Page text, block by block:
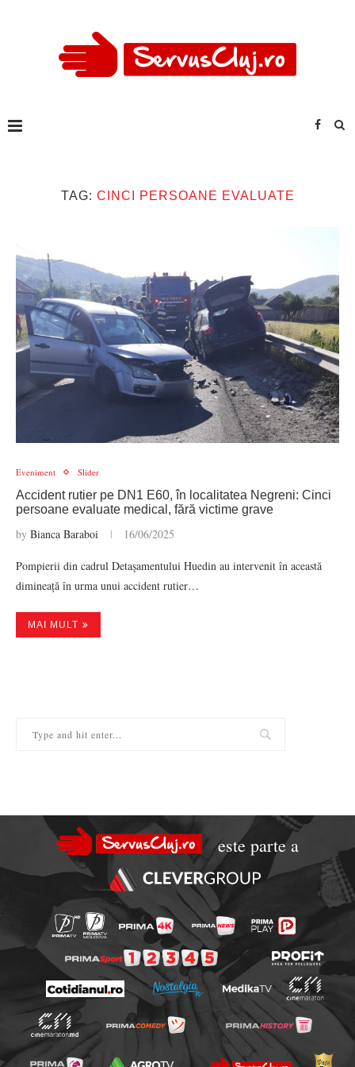
TAG: CINCI PERSOANE EVALUATE
Eveniment Slider
Accident rutier pe DN1 E60, în localitatea Negreni: Cinci
persoane evaluate medical, fără victime grave
by Bianca Baraboi 16/06/2025
Pompierii din cadrul Detașamentului Huedin au intervenit în această
dimineață în urma unui accident rutier…
MAI MULT
este parte a